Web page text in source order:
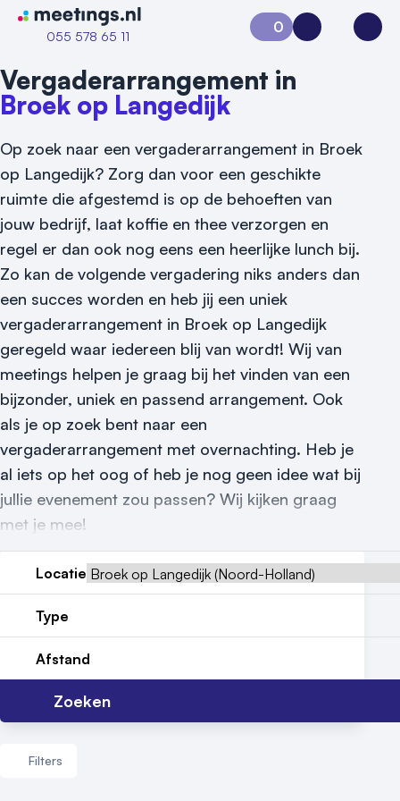
Naar home van Meetings
055 578 65 11
Vraag locatie aan
Locatiegids
Meld locatie aan
Nieuws
Reviews (5⭐️)
0
Aanvraag 0Inloggen
Vergaderarrangement in
Broek op Langedijk
Op zoek naar een vergaderarrangement in Broek
op Langedijk? Zorg dan voor een geschikte
ruimte die afgestemd is op de behoeften van
jouw bedrijf, laat koffie en thee verzorgen en
regel er dan ook nog eens een heerlijke lunch bij.
Zo kan de volgende vergadering niks anders dan
een succes worden en heb jij een uniek
vergaderarrangement in Broek op Langedijk
geregeld waar iedereen blij van wordt! Wij van
meetings helpen je graag bij het vinden van een
bijzonder, uniek en passend arrangement. Ook
als je op zoek bent naar een
vergaderarrangement met overnachting. Heb je
al iets op het oog of heb je nog geen idee wat bij
jullie evenement zou passen? Wij kijken graag
met je mee!
Locatie
Type
Afstand
Zoeken
Filters